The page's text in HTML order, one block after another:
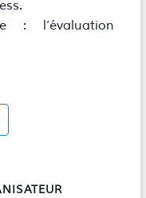
: l’évaluation